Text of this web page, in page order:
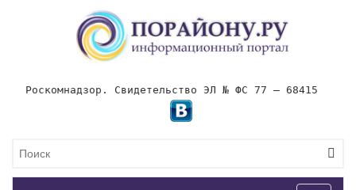
Роскомнадзор. Свидетельство ЭЛ № ФС 77 – 68415